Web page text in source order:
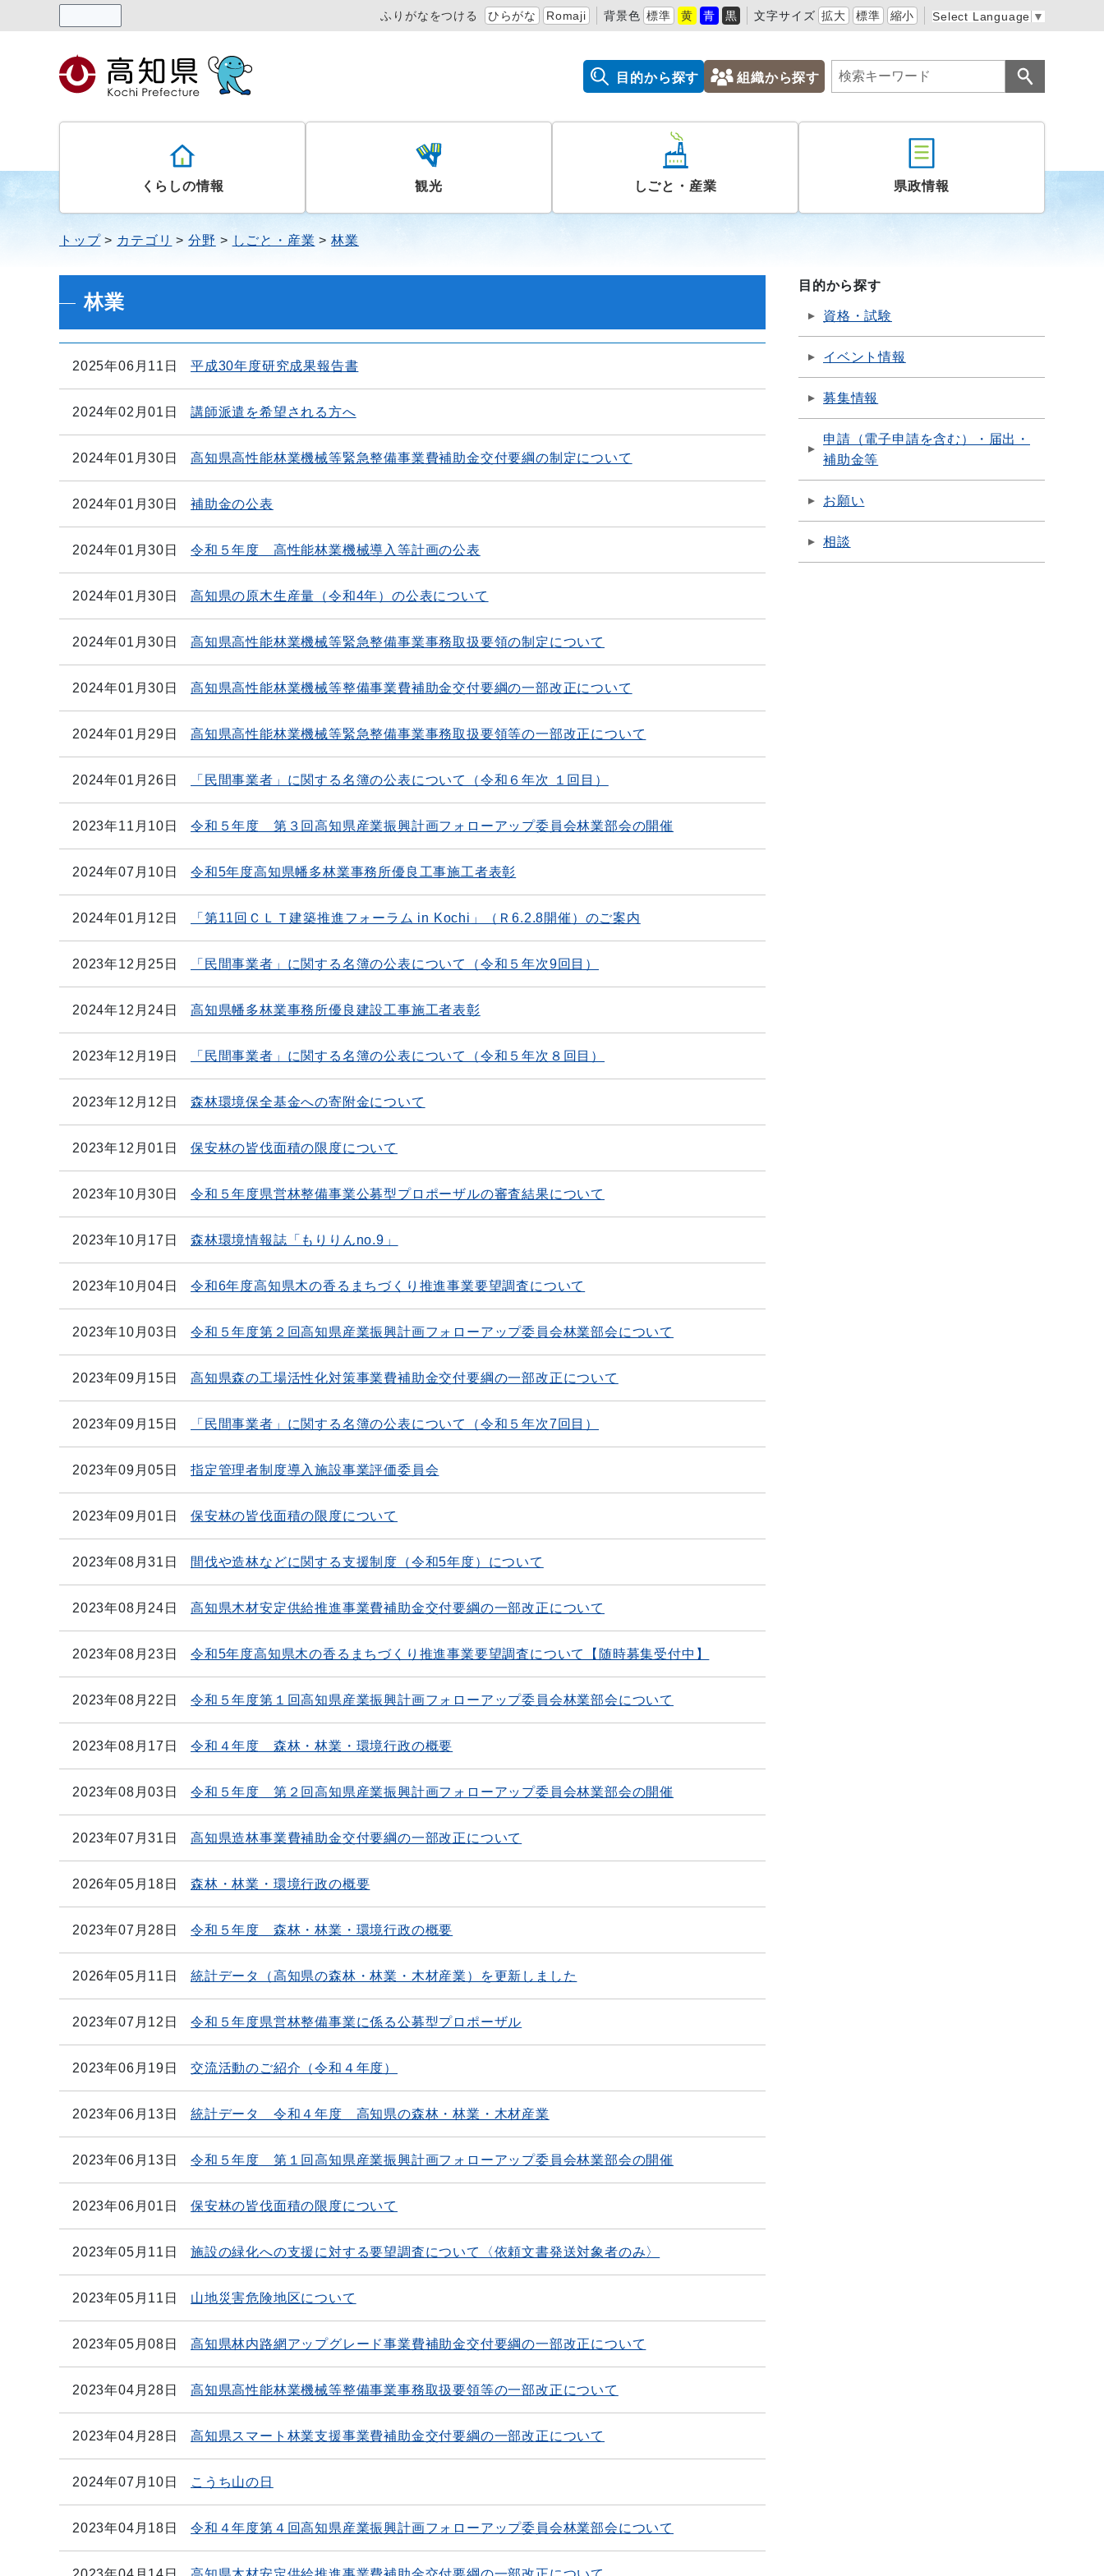
ふりがなをつける ひらがな Romaji 背景色 標準 黄 青 黒 文字サイズ 拡大 標準 縮小 Select Language ▼
目的から探す 組織から探す
くらしの情報 観光 しごと・産業 県政情報
トップ カテゴリ 分野 しごと・産業 林業
林業
2025年06月11日 平成30年度研究成果報告書
2024年02月01日 講師派遣を希望される方へ
2024年01月30日 高知県高性能林業機械等緊急整備事業費補助金交付要綱の制定について
2024年01月30日 補助金の公表
2024年01月30日 令和５年度 高性能林業機械導入等計画の公表
2024年01月30日 高知県の原木生産量（令和4年）の公表について
2024年01月30日 高知県高性能林業機械等緊急整備事業事務取扱要領の制定について
2024年01月30日 高知県高性能林業機械等整備事業費補助金交付要綱の一部改正について
2024年01月29日 高知県高性能林業機械等緊急整備事業事務取扱要領等の一部改正について
2024年01月26日 「民間事業者」に関する名簿の公表について（令和６年次 １回目）
2023年11月10日 令和５年度 第３回高知県産業振興計画フォローアップ委員会林業部会の開催
2024年07月10日 令和5年度高知県幡多林業事務所優良工事施工者表彰
2024年01月12日 「第11回ＣＬＴ建築推進フォーラム in Kochi」（Ｒ6.2.8開催）のご案内
2023年12月25日 「民間事業者」に関する名簿の公表について（令和５年次9回目）
2024年12月24日 高知県幡多林業事務所優良建設工事施工者表彰
2023年12月19日 「民間事業者」に関する名簿の公表について（令和５年次８回目）
2023年12月12日 森林環境保全基金への寄附金について
2023年12月01日 保安林の皆伐面積の限度について
2023年10月30日 令和５年度県営林整備事業公募型プロポーザルの審査結果について
2023年10月17日 森林環境情報誌「もりりんno.9」
2023年10月04日 令和6年度高知県木の香るまちづくり推進事業要望調査について
2023年10月03日 令和５年度第２回高知県産業振興計画フォローアップ委員会林業部会について
2023年09月15日 高知県森の工場活性化対策事業費補助金交付要綱の一部改正について
2023年09月15日 「民間事業者」に関する名簿の公表について（令和５年次7回目）
2023年09月05日 指定管理者制度導入施設事業評価委員会
2023年09月01日 保安林の皆伐面積の限度について
2023年08月31日 間伐や造林などに関する支援制度（令和5年度）について
2023年08月24日 高知県木材安定供給推進事業費補助金交付要綱の一部改正について
2023年08月23日 令和5年度高知県木の香るまちづくり推進事業要望調査について【随時募集受付中】
2023年08月22日 令和５年度第１回高知県産業振興計画フォローアップ委員会林業部会について
2023年08月17日 令和４年度 森林・林業・環境行政の概要
2023年08月03日 令和５年度 第２回高知県産業振興計画フォローアップ委員会林業部会の開催
2023年07月31日 高知県造林事業費補助金交付要綱の一部改正について
2026年05月18日 森林・林業・環境行政の概要
2023年07月28日 令和５年度 森林・林業・環境行政の概要
2026年05月11日 統計データ（高知県の森林・林業・木材産業）を更新しました
2023年07月12日 令和５年度県営林整備事業に係る公募型プロポーザル
2023年06月19日 交流活動のご紹介（令和４年度）
2023年06月13日 統計データ 令和４年度 高知県の森林・林業・木材産業
2023年06月13日 令和５年度 第１回高知県産業振興計画フォローアップ委員会林業部会の開催
2023年06月01日 保安林の皆伐面積の限度について
2023年05月11日 施設の緑化への支援に対する要望調査について〈依頼文書発送対象者のみ〉
2023年05月11日 山地災害危険地区について
2023年05月08日 高知県林内路網アップグレード事業費補助金交付要綱の一部改正について
2023年04月28日 高知県高性能林業機械等整備事業事務取扱要領等の一部改正について
2023年04月28日 高知県スマート林業支援事業費補助金交付要綱の一部改正について
2024年07月10日 こうち山の日
2023年04月18日 令和４年度第４回高知県産業振興計画フォローアップ委員会林業部会について
目的から探す
資格・試験
イベント情報
募集情報
申請（電子申請を含む）・届出・
補助金等
お願い
相談